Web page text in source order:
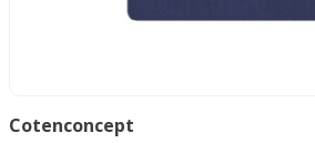
Cotenconcept